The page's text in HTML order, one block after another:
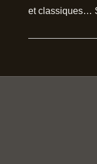
et classiques…